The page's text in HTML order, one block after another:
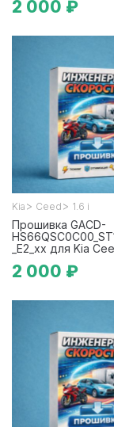
2 000 ₽
Kia > Ceed > 1.6 i
Прошивка GACD-
_E2_xx для Kia
2 000 ₽